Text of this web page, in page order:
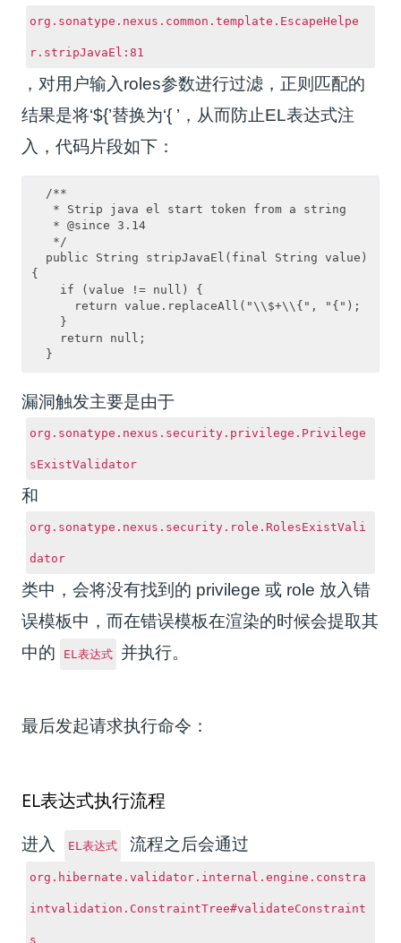
org.sonatype.nexus.common.template.EscapeHelpe
r.stripJavaEl:81
，对用户输入roles参数进行过滤，正则匹配的
结果是将‘${’替换为‘{ ’，从而防止EL表达式注
入，代码片段如下：
  /**
   * Strip java el start token from a string
   * @since 3.14
   */
  public String stripJavaEl(final String value)
{
    if (value != null) {
      return value.replaceAll("\\$+\\{", "{");
    }
    return null;
漏洞触发主要是由于
org.sonatype.nexus.security.privilege.Privilege
sExistValidator
和
org.sonatype.nexus.security.role.RolesExistVali
dator
类中，会将没有找到的 privilege 或 role 放入错
误模板中，而在错误模板在渲染的时候会提取其
中的
EL表达式 并执行。
最后发起请求执行命令：
EL表达式执行流程
进入 EL表达式 流程之后会通过
org.hibernate.validator.internal.engine.constra
intvalidation.ConstraintTree#validateConstraint
s